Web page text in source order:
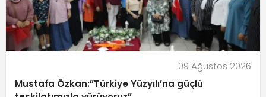
09 Ağustos 2026
Mustafa Özkan:”Türkiye Yüzyılı’na güçlü